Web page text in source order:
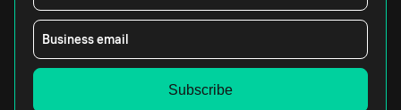
Business email